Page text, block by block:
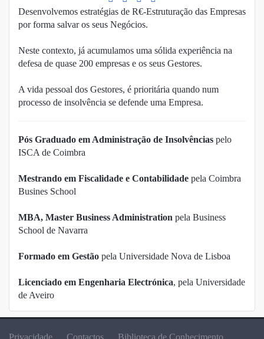
Desenvolvemos estratégias de R€-Estruturação das Empresas
por forma salvar os seus Negócios.
Neste contexto, já acumulamos uma sólida experiência na
defesa de quase 200 empresas e os seus Gestores.
A vida pessoal dos Gestores, é prioritária quando num
processo de insolvência se defende uma Empresa.
Pós Graduado em Administração de Insolvências pelo
ISCA de Coimbra
Mestrando em Fiscalidade e Contabilidade pela Coimbra
Busines School
MBA, Master Business Administration pela Business
School de Navarra
Formado em Gestão pela Universidade Nova de Lisboa
Licenciado em Engenharia Electrónica, pela Universidade
de Aveiro